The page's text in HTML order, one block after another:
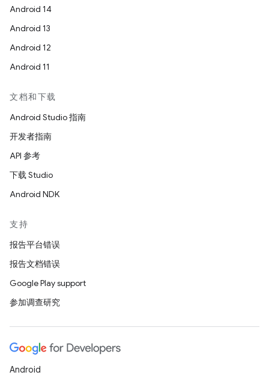
Android 14
Android 13
Android 12
Android 11
文档和下载
Android Studio 指南
开发者指南
API 参考
下载 Studio
Android NDK
支持
报告平台错误
报告文档错误
Google Play support
参加调查研究
Android